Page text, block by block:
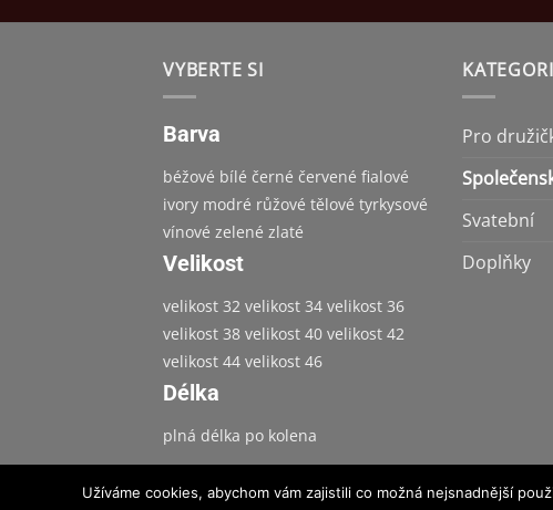
VYBERTE SI
Barva
béžové bílé černé červené fialové
ivory modré růžové tělové tyrkysové
vínové zelené zlaté
Velikost
velikost 32 velikost 34 velikost 36
velikost 38 velikost 40 velikost 42
velikost 44 velikost 46
Délka
plná délka po kolena
Pro
Svatební
Doplňky
KONTAKTY | JAK SE K NÁM DOSTANETE PODMÍNKY
Užíváme cookies, abychom vám zajistili co možná nejsnadnější